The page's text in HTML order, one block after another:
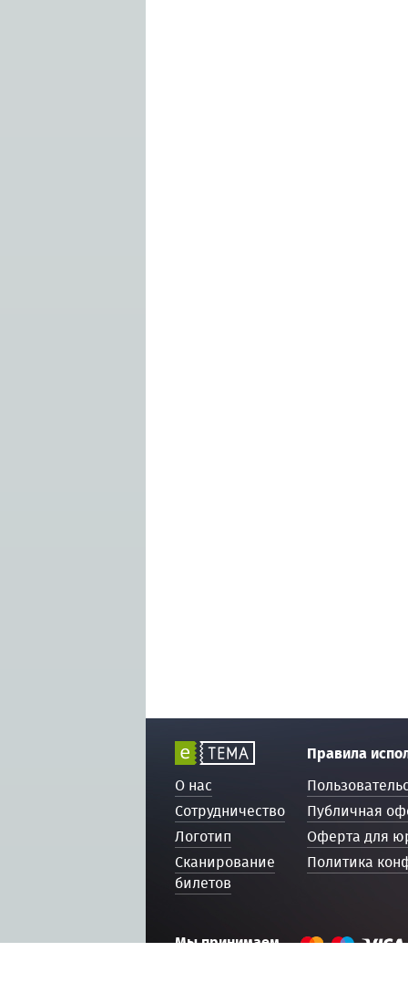
О нас
Сотрудничество
Логотип
Сканирование
билетов
Правила
Публичная
Оферта для
Политика
Мы принимаем